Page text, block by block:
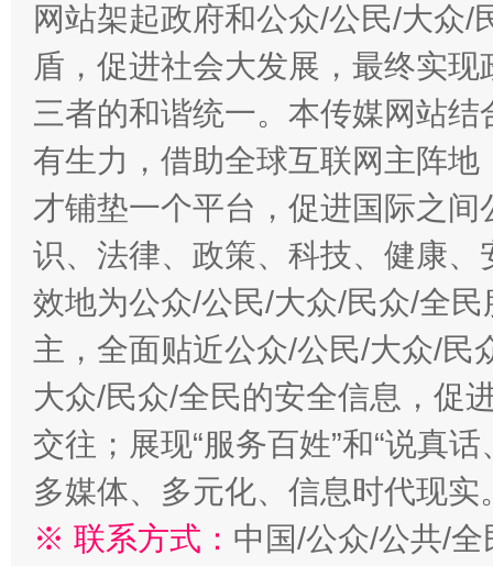
网站架起政府和公众/公民/大众
盾，促进社会大发展，最终实
三者的和谐统一。本传媒网站
有生力，借助全球互联网主阵
才铺垫一个平台，促进国际之
识、法律、政策、科技、健康
效地为公众/公民/大众/民众/全
主，全面贴近公众/公民/大众/民
大众/民众/全民的安全信息，促
交往；展现“服务百姓”和“说真
多媒体、多元化、信息时代现实
※ 联系方式： 中国/公众/公共/